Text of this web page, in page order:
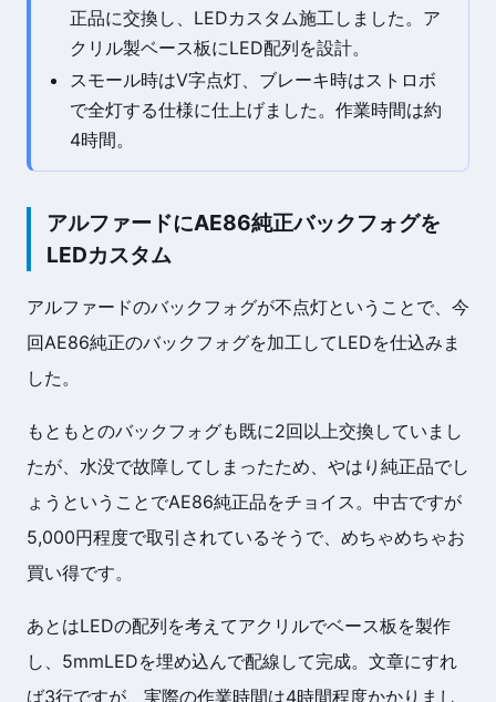
正品に交換し、LEDカスタム施工しました。ア
クリル製ベース板にLED配列を設計。
スモール時はV字点灯、ブレーキ時はストロボ
で全灯する仕様に仕上げました。作業時間は約
4時間。
アルファードにAE86純正バックフォグを
LEDカスタム
アルファードのバックフォグが不点灯ということで、今
回AE86純正のバックフォグを加工してLEDを仕込みま
した。
もともとのバックフォグも既に2回以上交換していまし
たが、水没で故障してしまったため、やはり純正品でし
ょうということでAE86純正品をチョイス。中古ですが
5,000円程度で取引されているそうで、めちゃめちゃお
買い得です。
あとはLEDの配列を考えてアクリルでベース板を製作
し、5mmLEDを埋め込んで配線して完成。文章にすれ
ば3行ですが、実際の作業時間は4時間程度かかりまし